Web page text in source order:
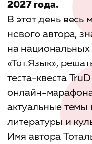
2027 года.
В этот день весь
нового автора,
на национальных
«Тот.Язык»,
теста-квеста
онлайн-
актуальные темы
литературы и
Имя автора